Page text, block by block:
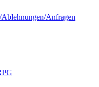
Anfragen